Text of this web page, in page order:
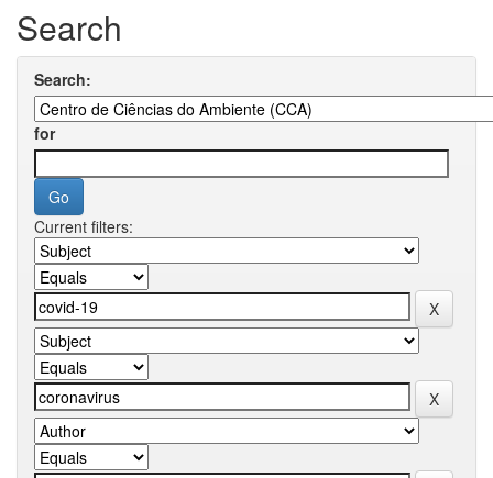
Search
Search:
for
Current filters: